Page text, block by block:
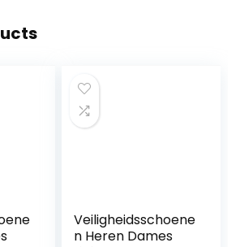
Veiligheidsschoene
n Heren Dames